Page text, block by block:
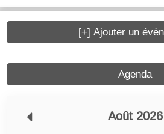
Agenda
Août 2026
[+] Ajouter un